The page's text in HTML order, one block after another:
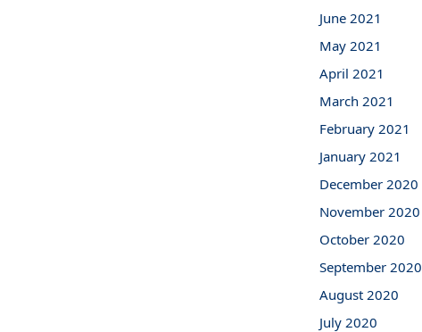
June 2021
May 2021
April 2021
March 2021
February 2021
January 2021
December 2020
November 2020
October 2020
September 2020
August 2020
July 2020